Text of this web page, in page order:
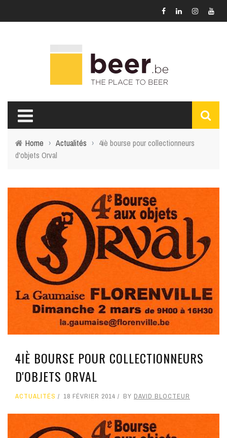
Home › Actualités › 4iè bourse pour collectionneurs
d'objets Orval
4IÈ BOURSE POUR COLLECTIONNEURS
D'OBJETS ORVAL
ACTUALITÉS 18 FÉVRIER 2014 BY DAVID BLOCTEUR